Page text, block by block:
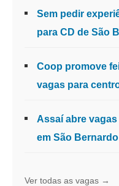
Sem pedir
para CD de São
Coop promove
vagas para
Assaí abre
em São Bernardo
Ver todas as vagas →